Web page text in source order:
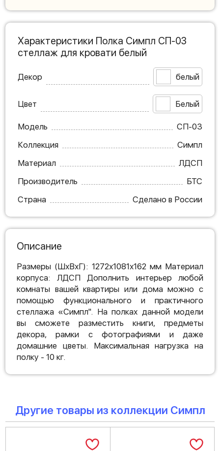
Характеристики Полка Симпл СП-03
стеллаж для кровати белый
Декор белый
Цвет Белый
Модель
СП-03
Коллекция
Симпл
Материал
ЛДСП
Производитель
БТС
Страна
Сделано в России
Описание
Размеры (ШхВхГ): 1272х1081х162 мм Материал
корпуса: ЛДСП Дополнить интерьер любой
комнаты вашей квартиры или дома можно с
помощью функционального и практичного
стеллажа «Симпл". На полках данной модели
вы сможете разместить книги, предметы
декора, рамки с фотографиями и даже
домашние цветы. Максимальная нагрузка на
полку - 10 кг.
Другие товары из коллекции Симпл